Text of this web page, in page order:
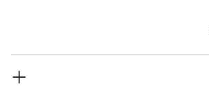
فاينيل. تتميز مادة أسيتات إيثيلين-فاينيل
بين العديد من السمات الإيجابية. وهي خفيفة